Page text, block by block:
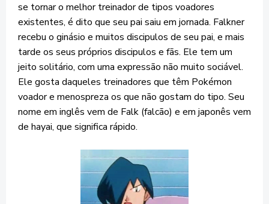
se tornar o melhor treinador de tipos voadores
existentes, é dito que seu pai saiu em jornada. Falkner
recebu o ginásio e muitos discipulos de seu pai, e mais
tarde os seus próprios discipulos e fãs. Ele tem um
jeito solitário, com uma expressão não muito sociável.
Ele gosta daqueles treinadores que têm Pokémon
voador e menospreza os que não gostam do tipo. Seu
nome em inglês vem de Falk (falcão) e em japonês vem
de hayai, que significa rápido.